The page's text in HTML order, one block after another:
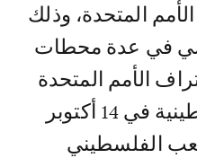
المتحدة، وذلك
في عدة محطات
الأمم المتحدة
بمنظمة التحرير الفلسطينية في 14 أكتوبر
الفلسطيني